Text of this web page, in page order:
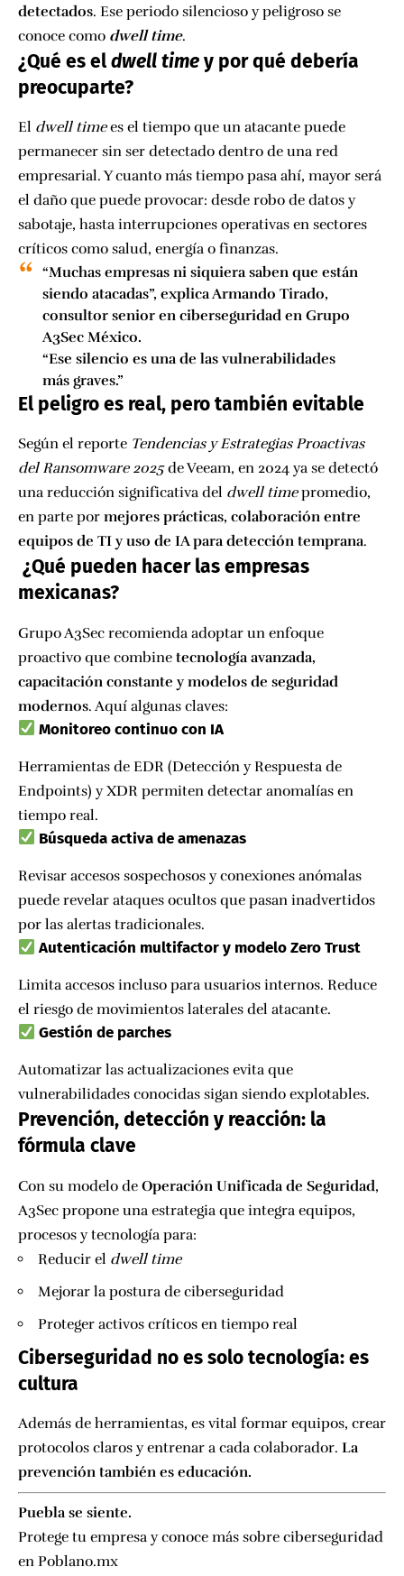
detectados. Ese periodo silencioso y peligroso se
conoce como dwell time.
¿Qué es eldwell timey por qué debería
preocuparte?
El dwell timees el tiempo que un atacante puede
permanecer sin ser detectado dentro de una red
empresarial. Y cuanto más tiempo pasa ahí, mayor será
el daño que puede provocar: desde robo de datos y
sabotaje, hasta interrupciones operativas en sectores
críticos como salud, energía o finanzas.
“Muchas empresas ni siquiera saben que están
siendo atacadas”, explica Armando Tirado,
consultor senior en ciberseguridad en Grupo
A3Sec México.
“Ese silencio es una de las vulnerabilidades
más graves.”
El peligro es real, pero también evitable
Según el reporte Tendencias y Estrategias Proactivas
del Ransomware 2025de Veeam, en 2024 ya se detectó
una reducción significativa del dwell timepromedio,
en parte por mejores prácticas, colaboración entre
equipos de TI y uso de IA para detección temprana.
️ ¿Qué pueden hacer las empresas
mexicanas?
Grupo A3Sec recomienda adoptar un enfoque
proactivo que combine tecnología avanzada,
capacitación constante y modelos de seguridad
modernos. Aquí algunas claves:
Monitoreo continuo con IA
Herramientas de EDR (Detección y Respuesta de
Endpoints) y XDR permiten detectar anomalías en
tiempo real.
Búsqueda activa de amenazas
Revisar accesos sospechosos y conexiones anómalas
puede revelar ataques ocultos que pasan inadvertidos
por las alertas tradicionales.
Autenticación multifactor y modelo Zero Trust
Limita accesos incluso para usuarios internos. Reduce
el riesgo de movimientos laterales del atacante.
Gestión de parches
Automatizar las actualizaciones evita que
vulnerabilidades conocidas sigan siendo explotables.
Prevención, detección y reacción: la
fórmula clave
Con su modelo de Operación Unificada de Seguridad,
A3Sec propone una estrategia que integra equipos,
procesos y tecnología para:
Reducir el dwell time
Mejorar la postura de ciberseguridad
Proteger activos críticos en tiempo real
Ciberseguridad no es solo tecnología: es
cultura
Además de herramientas, es vital formar equipos, crear
protocolos claros y entrenar a cada colaborador. La
prevención también es educación.
Puebla se siente.
Protege tu empresa y conoce más sobre ciberseguridad
en Poblano.mx